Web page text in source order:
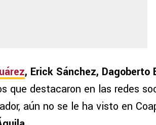
, Erick Sánchez, Dagoberto
que destacaron en las redes
aún no se le ha visto en